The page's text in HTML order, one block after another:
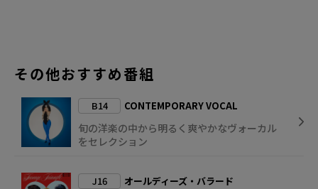
その他おすすめ番組
B14 CONTEMPORARY VOCAL
旬の洋楽の中から明るく爽やかなヴォーカル
をセレクション
J16 オールディーズ・バラード